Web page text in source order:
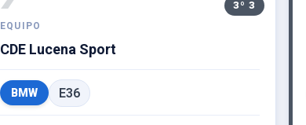
3º 3
EQUIPO
CDE Lucena Sport
BMW E36